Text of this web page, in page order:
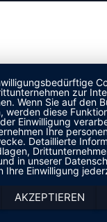
zur
Wenn Sie auf den
werden diese
Einwilligung
Ihre
Detaillierte
in unserer
Ihre Einwilligung
AKZEPTIEREN